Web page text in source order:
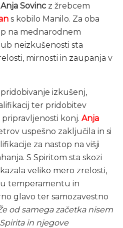
Anja Sovinc z žrebcem
s kobilo Manilo. Za oba
na mednarodnem
neizkušenosti sta
mirnosti in zaupanja v
izkušenj,
ter pridobitev
konj. Anja
uspešno zaključila in si
za nastop na višji
S Spiritom sta skozi
veliko mero zrelosti,
temperamentu in
glavo ter samozavestno
od samega začetka nisem
in njegove